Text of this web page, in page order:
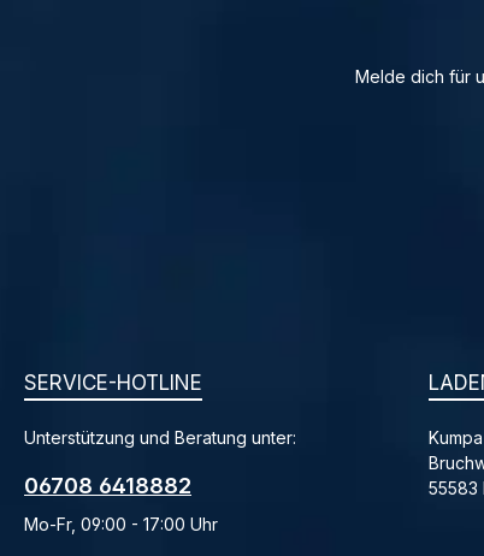
Melde dich für
SERVICE-HOTLINE
Unterstützung und Beratung unter:
06708 6418882
Mo-Fr, 09:00 - 17:00 Uhr
55583